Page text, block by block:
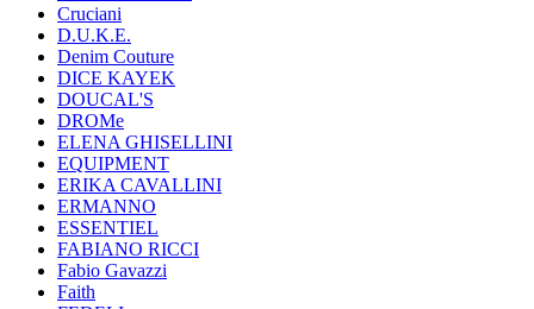
Cruciani
D.U.K.E.
Denim Couture
DICE KAYEK
DOUCAL'S
DROMe
ELENA GHISELLINI
EQUIPMENT
ERIKA CAVALLINI
ERMANNO
ESSENTIEL
FABIANO RICCI
Fabio Gavazzi
Faith